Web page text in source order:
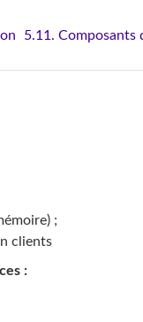
5.11. Composants
;
clients
: